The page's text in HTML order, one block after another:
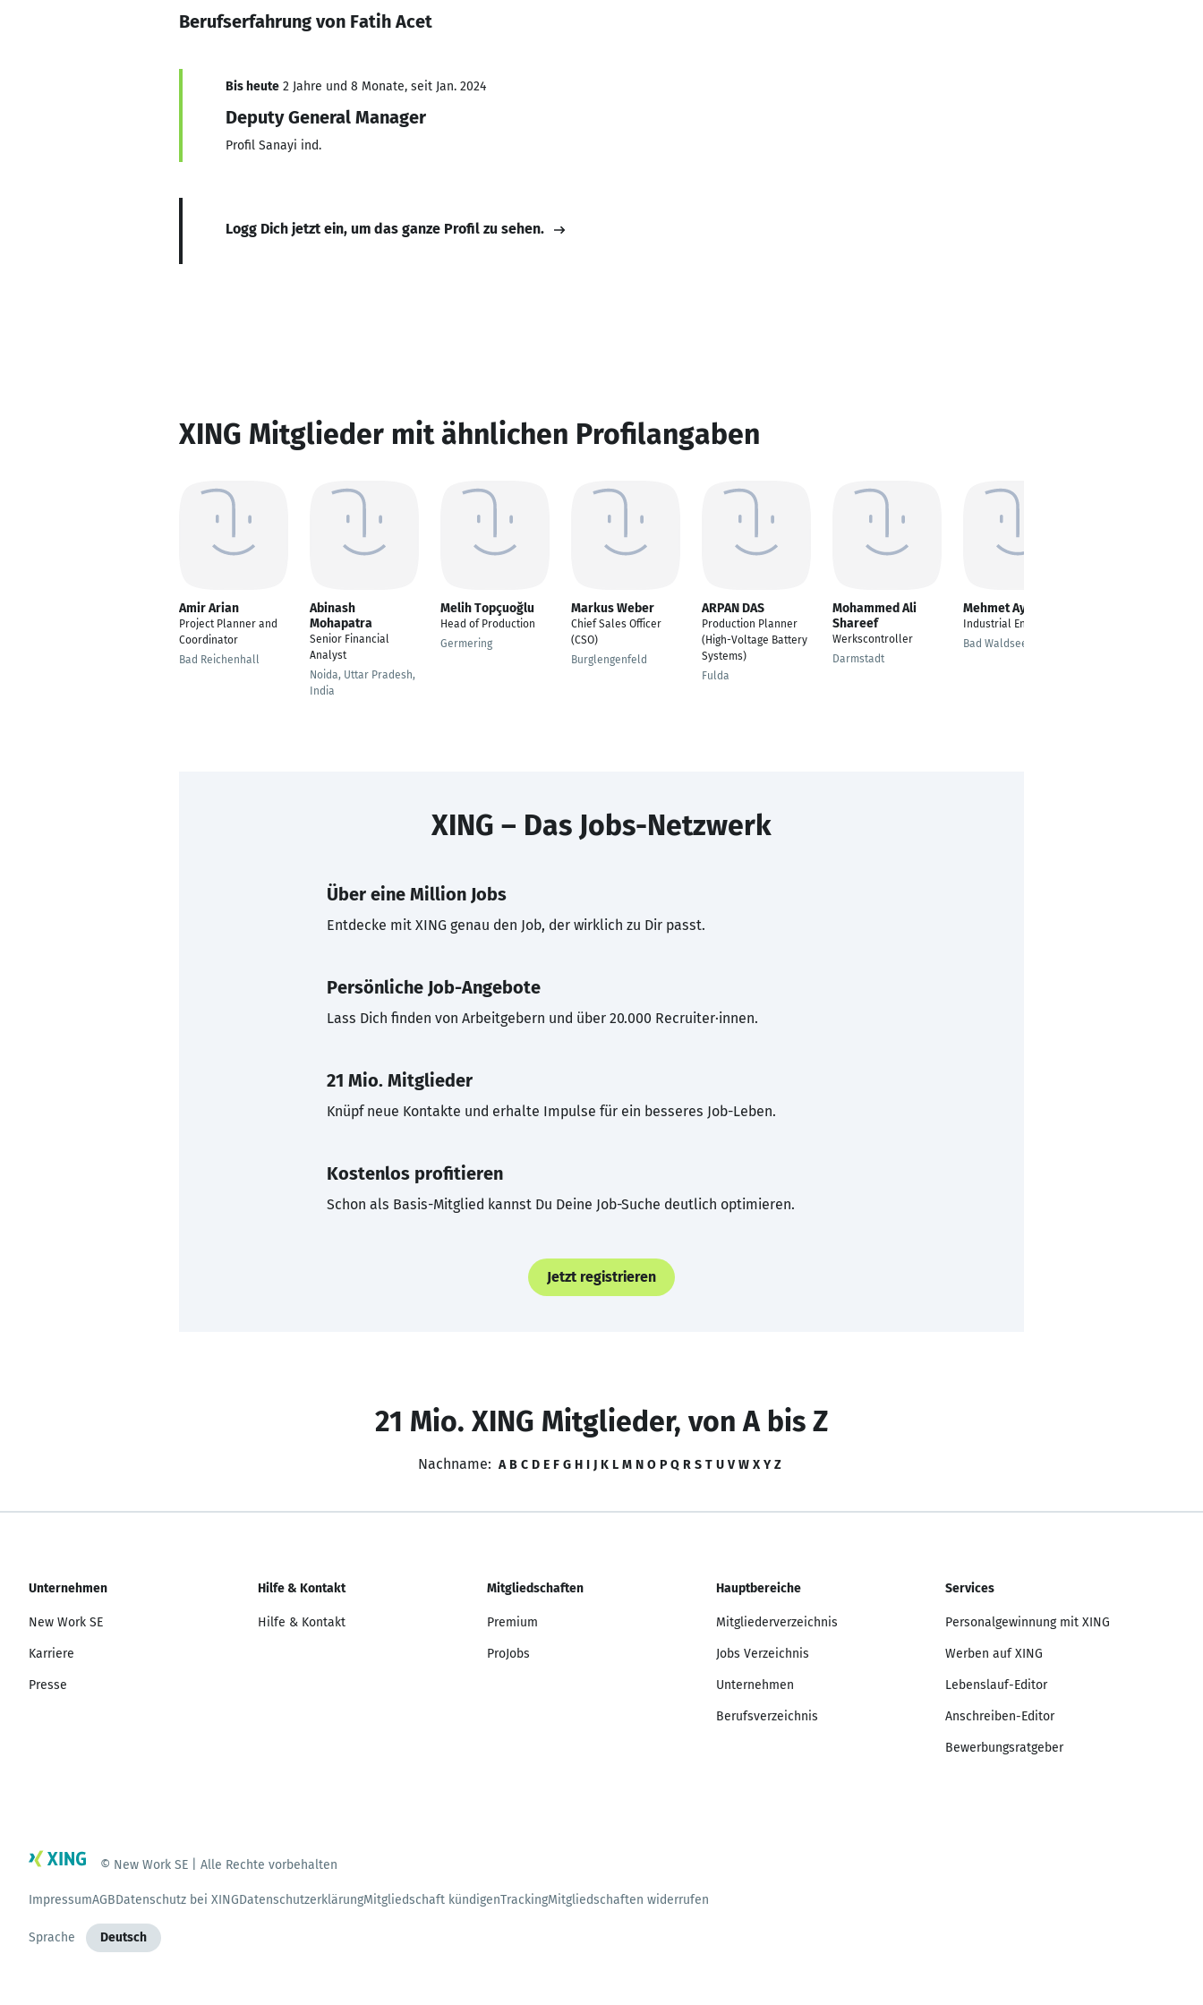
Berufserfahrung von Fatih Acet
Bis heute 2 Jahre und 8 Monate, seit Jan. 2024
Deputy General Manager
Profil Sanayi ind.
Logg Dich jetzt ein, um das ganze Profil zu sehen.
XING Mitglieder mit ähnlichen Profilangaben
Amir Arian
Project Planner and
Coordinator
Bad Reichenhall
Abinash
Mohapatra
Senior Financial
Analyst
Noida, Uttar Pradesh,
India
Melih Topçuoğlu
Head of Production
Germering
Markus Weber
Chief Sales Officer
(CSO)
Burglengenfeld
ARPAN DAS
Production Planner
(High-Voltage Battery
Systems)
Fulda
Mohammed Ali
Shareef
Werkscontroller
Darmstadt
Mehmet Aygün
Industrial Engineer
Bad Waldsee
XING – Das Jobs-Netzwerk
Über eine Million Jobs
Entdecke mit XING genau den Job, der wirklich zu Dir passt.
Persönliche Job-Angebote
Lass Dich finden von Arbeitgebern und über 20.000 Recruiter·innen.
21 Mio. Mitglieder
Knüpf neue Kontakte und erhalte Impulse für ein besseres Job-Leben.
Kostenlos profitieren
Schon als Basis-Mitglied kannst Du Deine Job-Suche deutlich optimieren.
Jetzt registrieren
21 Mio. XING Mitglieder, von A bis Z
Nachname: A B C D E F G H I J K L M N O P Q R S T U V W X Y Z
Unternehmen
New Work SE
Karriere
Presse
Hilfe & Kontakt
Hilfe & Kontakt
Mitgliedschaften
Premium
ProJobs
Hauptbereiche
Mitgliederverzeichnis
Jobs Verzeichnis
Unternehmen
Berufsverzeichnis
Services
Personalgewinnung mit XING
Werben auf XING
Lebenslauf-Editor
Anschreiben-Editor
Bewerbungsratgeber
© New Work SE | Alle Rechte vorbehalten
ImpressumAGBDatenschutz bei XINGDatenschutzerklärungMitgliedschaft kündigenTrackingMitgliedschaften widerrufen
Sprache Deutsch